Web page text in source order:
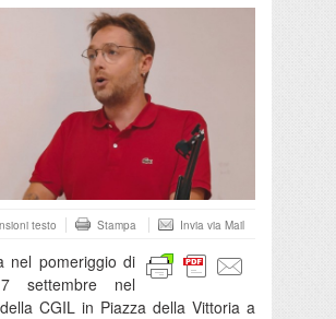
testo Stampa Invia via Mail
nel pomeriggio di
settembre nel
CGIL in Piazza della Vittoria a